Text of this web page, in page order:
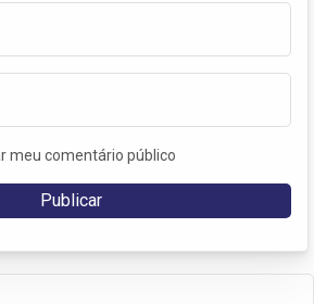
meu comentário público